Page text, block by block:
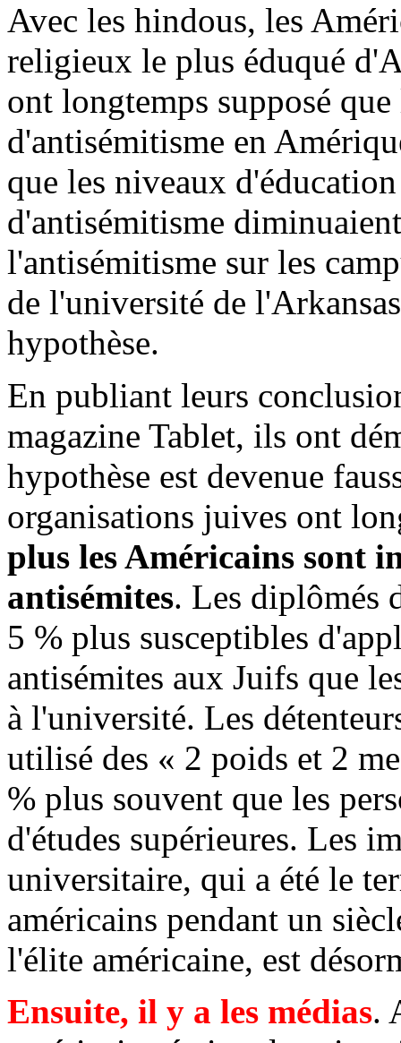
Avec les hindous, les
religieux le plus éduqué
ont longtemps supposé
d'antisémitisme en
que les niveaux
d'antisémitisme
l'antisémitisme sur les
de l'université de
hypothèse.
En publiant leurs
magazine Tablet, ils ont
hypothèse est devenue
organisations juives ont
plus les Américains sont
antisémites. Les diplômés
5 % plus susceptibles
antisémites aux Juifs que
à l'université. Les
utilisé des « 2 poids et 2
% plus souvent que les
d'études supérieures. Les
universitaire, qui a été le
américains pendant un
l'élite américaine, est
Ensuite, il y a les médias.